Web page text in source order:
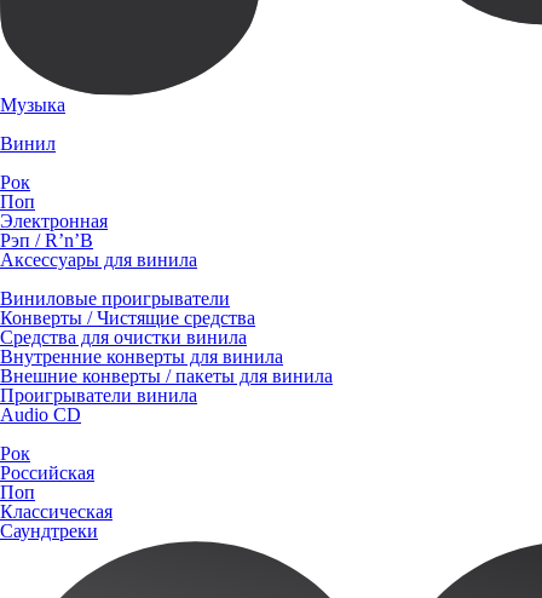
Музыка
Винил
Рок
Поп
Электронная
Рэп / R’n’B
Аксессуары для винила
Виниловые проигрыватели
Конверты / Чистящие средства
Средства для очистки винила
Внутренние конверты для винила
Внешние конверты / пакеты для винила
Проигрыватели винила
Audio CD
Рок
Российская
Поп
Классическая
Саундтреки